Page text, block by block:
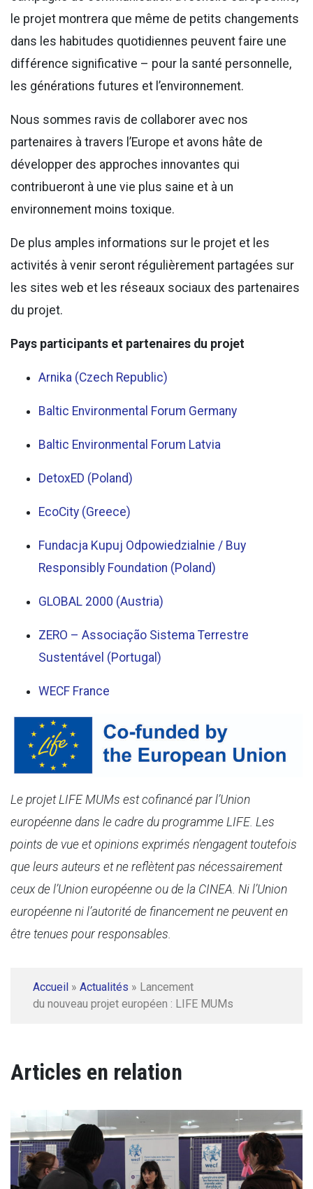
le projet montrera que même de petits changements
dans les habitudes quotidiennes peuvent faire une
différence significative – pour la santé personnelle,
les générations futures et l’environnement.
Nous sommes ravis de collaborer avec nos
partenaires à travers l’Europe et avons hâte de
développer des approches innovantes qui
contribueront à une vie plus saine et à un
environnement moins toxique.
De plus amples informations sur le projet et les
activités à venir seront régulièrement partagées sur
les sites web et les réseaux sociaux des partenaires
du projet.
Pays participants et partenaires du projet
Arnika (Czech Republic)
Baltic Environmental Forum Germany
Baltic Environmental Forum Latvia
DetoxED (Poland)
EcoCity (Greece)
Fundacja Kupuj Odpowiedzialnie / Buy
Responsibly Foundation (Poland)
GLOBAL 2000 (Austria)
ZERO – Associação Sistema Terrestre
Sustentável (Portugal)
WECF France
Le projet LIFE MUMs est cofinancé par l’Union
européenne dans le cadre du programme LIFE. Les
points de vue et opinions exprimés n’engagent toutefois
que leurs auteurs et ne reflètent pas nécessairement
ceux de l’Union européenne ou de la CINEA. Ni l’Union
européenne ni l’autorité de financement ne peuvent en
être tenues pour responsables.
Accueil » Actualités » Lancement
du nouveau projet européen : LIFE MUMs
Articles en relation